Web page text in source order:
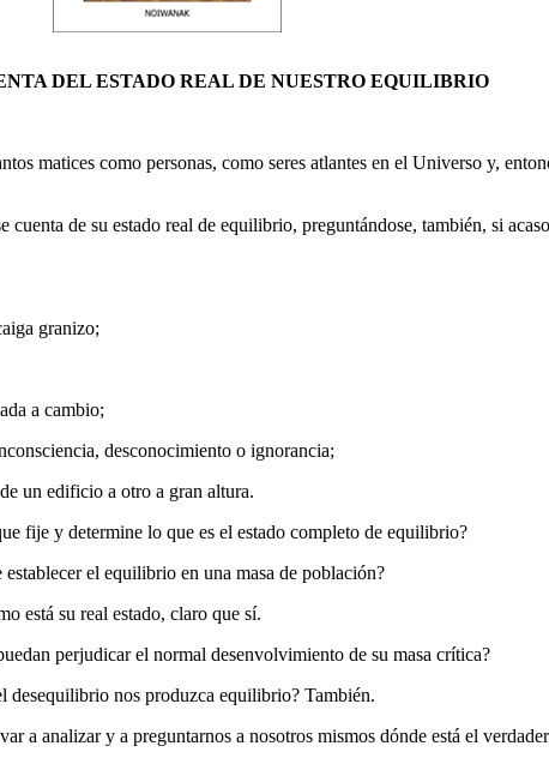
DEL ESTADO REAL DE NUESTRO EQUILIBRIO
matices como personas, como seres atlantes en el Universo y,
de su estado real de equilibrio, preguntándose, también, si
granizo;
a cambio;
desconocimiento o ignorancia;
un edificio a otro a gran altura.
fije y determine lo que es el estado completo de equilibrio?
el equilibrio en una masa de población?
está su real estado, claro que sí.
perjudicar el normal desenvolvimiento de su masa crítica?
desequilibrio nos produzca equilibrio? También.
a analizar y a preguntarnos a nosotros mismos dónde está el